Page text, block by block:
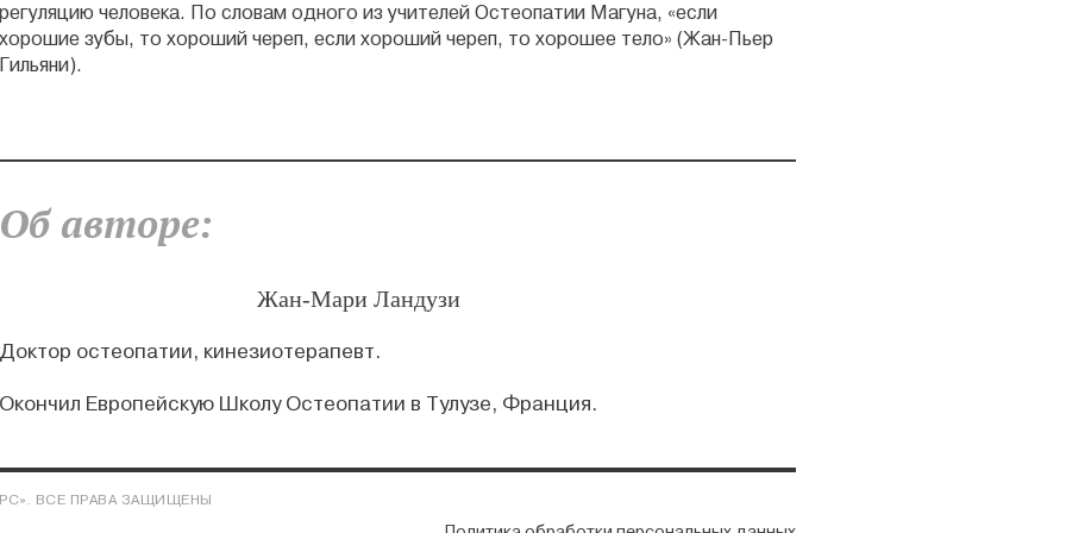
регуляцию человека. По словам одного из учителей Остеопатии Магуна, «если
хорошие зубы, то хороший череп, если хороший череп, то хорошее тело» (Жан-Пьер
Гильяни).
Об авторе:
Жан-Мари Ландузи
Доктор остеопатии, кинезиотерапевт.
Окончил Европейскую Школу Остеопатии в Тулузе, Франция.
ВСЕ ПРАВА ЗАЩИЩЕНЫ